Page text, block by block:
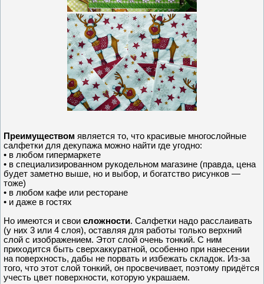
Преимуществом является то, что красивые многослойные
салфетки для декупажа можно найти где угодно:
• в любом гипермаркете
• в специализированном рукодельном магазине (правда, цена
будет заметно выше, но и выбор, и богатство рисунков —
тоже)
• в любом кафе или ресторане
• и даже в гостях
Но имеются и свои сложности. Салфетки надо расслаивать
(у них 3 или 4 слоя), оставляя для работы только верхний
слой с изображением. Этот слой очень тонкий. С ним
приходится быть сверхаккуратной, особенно при нанесении
на поверхность, дабы не порвать и избежать складок. Из-за
того, что этот слой тонкий, он просвечивает, поэтому придётся
учесть цвет поверхности, которую украшаем.